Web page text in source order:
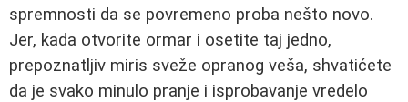
spremnosti da se povremeno proba nešto novo.
Jer, kada otvorite ormar i osetite taj jedno,
prepoznatljiv miris sveže opranog veša, shvatićete
da je svako minulo pranje i isprobavanje vredelo